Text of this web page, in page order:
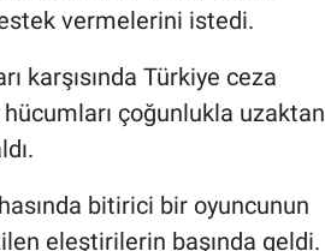
vermelerini istedi.
karşısında Türkiye ceza
çoğunlukla uzaktan
bitirici bir oyuncunun
eleştirilerin başında geldi.